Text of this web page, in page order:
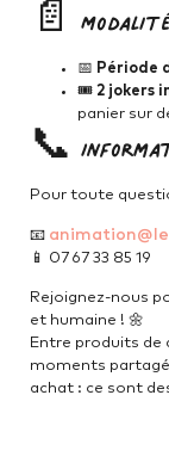
📄
📅 Période
🎟️ 2 jokers
panier sur
📞
Pour toute
📧
📱 07 67 33 85 19
Rejoignez-nous
et humaine ! 🌼
Entre produits de
moments
achat : ce sont